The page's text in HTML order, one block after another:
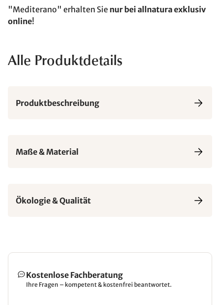
"Mediterano" erhalten Sie nur bei allnatura exklusiv
online!
Alle Produktdetails
Produktbeschreibung
Maße & Material
Ökologie & Qualität
Kostenlose Fachberatung
Ihre Fragen – kompetent & kostenfrei beantwortet.